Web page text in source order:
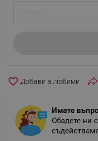
favorite_border
Имате
Обадете ни